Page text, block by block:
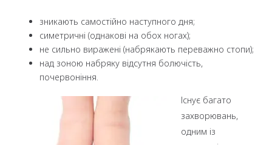
зникають самостійно наступного дня;
симетричні (однакові на обох ногах);
не сильно виражені (набрякають переважно стопи);
над зоною набряку відсутня болючість,
почервоніння.
Існує багато
захворювань,
одним із